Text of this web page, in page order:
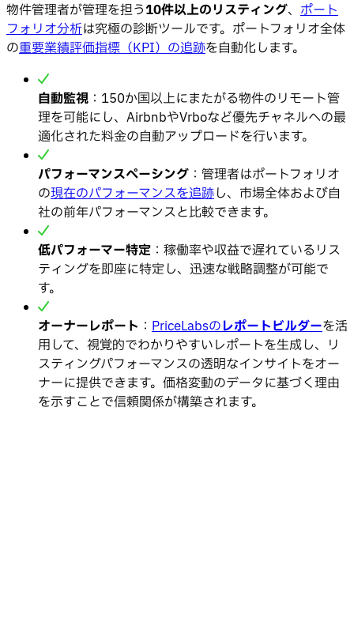
物件管理者が管理を担う10件以上のリスティング、 ポート
フォリオ分析は究極の診断ツールです。ポートフォリオ全体
の重要業績評価指標（KPI）の追跡を自動化します。
自動監視 ：150か国以上にまたがる物件のリモート管
理を可能にし、AirbnbやVrboなど優先チャネルへの最
適化された料金の自動アップロードを行います。
パフォーマンスペーシング ：管理者はポートフォリオ
の現在のパフォーマンスを追跡し、市場全体および自
社の前年パフォーマンスと比較できます。
低パフォーマー特定 ：稼働率や収益で遅れているリス
ティングを即座に特定し、迅速な戦略調整が可能で
す。
オーナーレポート ： PriceLabsのレポートビルダーを活
用して、視覚的でわかりやすいレポートを生成し、リ
スティングパフォーマンスの透明なインサイトをオー
ナーに提供できます。価格変動のデータに基づく理由
を示すことで信頼関係が構築されます。